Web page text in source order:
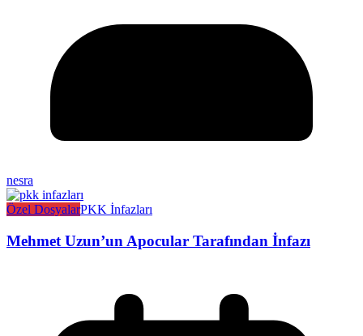
nesra
Özel DosyalarPKK İnfazları
Mehmet Uzun’un Apocular Tarafından İnfazı